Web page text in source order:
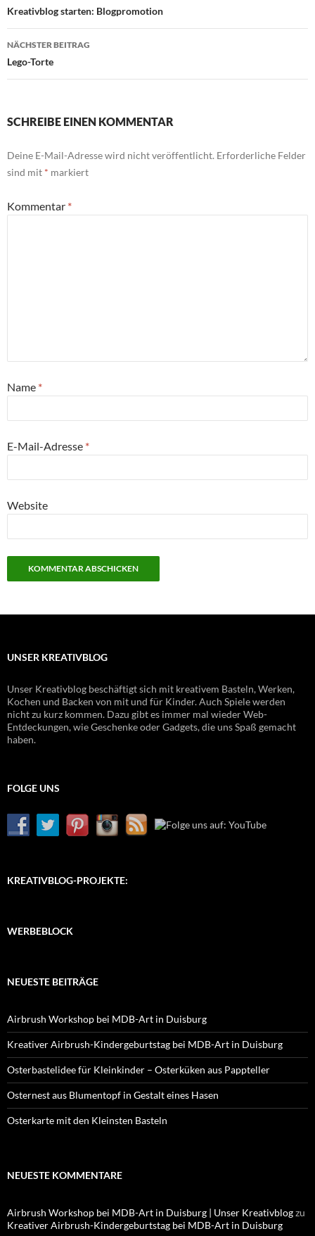
Kreativblog starten: Blogpromotion
NÄCHSTER BEITRAG
Lego-Torte
SCHREIBE EINEN KOMMENTAR
Deine E-Mail-Adresse wird nicht veröffentlicht. Erforderliche Felder
sind mit * markiert
Kommentar *
Name *
E-Mail-Adresse *
Website
UNSER KREATIVBLOG
Unser Kreativblog beschäftigt sich mit kreativem Basteln, Werken,
Kochen und Backen von mit und für Kinder. Auch Spiele werden
nicht zu kurz kommen. Dazu gibt es immer mal wieder Web-
Entdeckungen, wie Geschenke oder Gadgets, die uns Spaß gemacht
haben.
FOLGE UNS
KREATIVBLOG-PROJEKTE:
WERBEBLOCK
NEUESTE BEITRÄGE
Airbrush Workshop bei MDB-Art in Duisburg
Kreativer Airbrush-Kindergeburtstag bei MDB-Art in Duisburg
Osterbastelidee für Kleinkinder – Osterküken aus Pappteller
Osternest aus Blumentopf in Gestalt eines Hasen
Osterkarte mit den Kleinsten Basteln
NEUESTE KOMMENTARE
Airbrush Workshop bei MDB-Art in Duisburg | Unser Kreativblogzu
Kreativer Airbrush-Kindergeburtstag bei MDB-Art in Duisburg